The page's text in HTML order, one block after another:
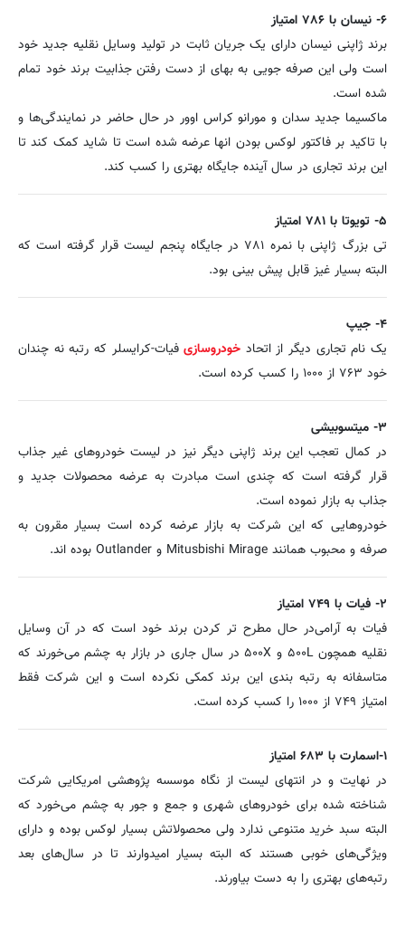
۶- نیسان با ۷۸۶ امتیاز
برند ژاپنی نیسان دارای یک جریان ثابت در تولید وسایل نقلیه جدید خود
است ولی این صرفه جویی به بهای از دست رفتن جذابیت برند خود تمام
شده است.
ماکسیما جدید سدان و مورانو کراس اوور در حال حاضر در نمایندگی‌ها و
با تاکید بر فاکتور لوکس بودن انها عرضه شده است تا شاید کمک کند تا
این برند تجاری در سال آینده جایگاه بهتری را کسب کند.
۵- تویوتا با ۷۸۱ امتیاز
تی بزرگ ژاپنی با نمره ۷۸۱ در جایگاه پنجم لیست قرار گرفته است که
البته بسیار غیز قابل پیش بینی بود.
۴- جیپ
یک نام تجاری دیگر از اتحاد خودروسازیفیات-کرایسلر که رتبه نه چندان
خود ۷۶۳ از ۱۰۰۰ را کسب کرده است.
۳- میتسوبیشی
در کمال تعجب این برند ژاپنی دیگر نیز در لیست خودروهای غیر جذاب
قرار گرفته است که چندی است مبادرت به عرضه محصولات جدید و
جذاب به بازار نموده است.
خودروهایی که این شرکت به بازار عرضه کرده است بسیار مقرون به
صرفه و محبوب همانند Mitusbishi Mirage و Outlander بوده اند.
۲- فیات با ۷۴۹ امتیاز
فیات به آرامی‌در حال مطرح تر کردن برند خود است که در آن وسایل
نقلیه همچون ۵۰۰L و ۵۰۰X در سال جاری در بازار به چشم می‌خورند که
متاسفانه به رتبه بندی این برند کمکی نکرده است و این شرکت فقط
امتیاز ۷۴۹ از ۱۰۰۰ را کسب کرده است.
۱-اسمارت با ۶۸۳ امتیاز
در نهایت و در انتهای لیست از نگاه موسسه پژوهشی امریکایی شرکت
شناخته شده برای خودروهای شهری و جمع و جور به چشم می‌خورد که
البته سبد خرید متنوعی ندارد ولی محصولاتش بسیار لوکس بوده و دارای
ویژگی‌های خوبی هستند که البته بسیار امیدوارند تا در سال‌های بعد
رتبه‌های بهتری را به دست بیاورند.